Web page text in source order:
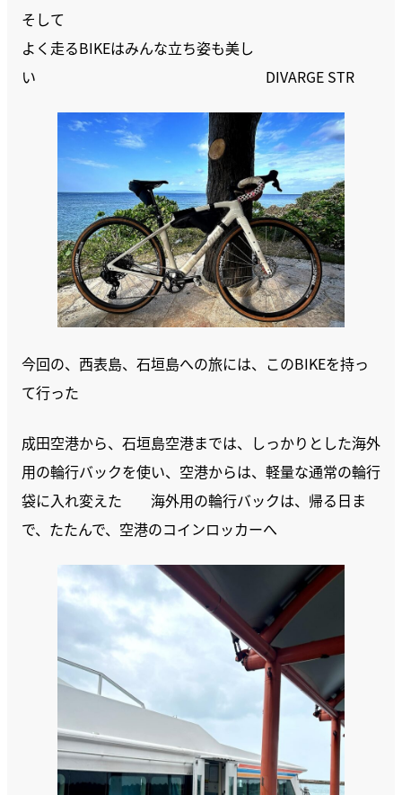
そして
よく走るBIKEはみんな立ち姿も美し
い DIVARGE STR
今回の、西表島、石垣島への旅には、このBIKEを持っ
て行った
成田空港から、石垣島空港までは、しっかりとした海外
用の輪行バックを使い、空港からは、軽量な通常の輪行
袋に入れ変えた 海外用の輪行バックは、帰る日ま
で、たたんで、空港のコインロッカーへ